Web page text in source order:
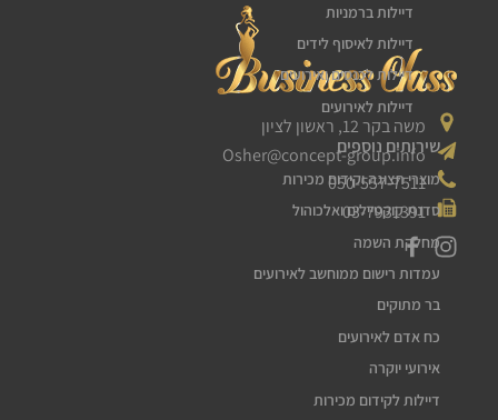
משה בקר 12, ראשון לציון
Osher@concept-group.info
050-557-7511
03-7931391
דיילות ברמניות
דיילות לאיסוף לידים
דיילות לכנסים ואירועים
דיילות לאירועים
שירותים נוספים
מוצרי תצוגה וקידום מכירות
סדנת קוקטיילים ואלכוהול
מחלקת השמה
עמדות רישום ממוחשב לאירועים
בר מתוקים
כח אדם לאירועים
אירועי יוקרה
דיילות לקידום מכירות